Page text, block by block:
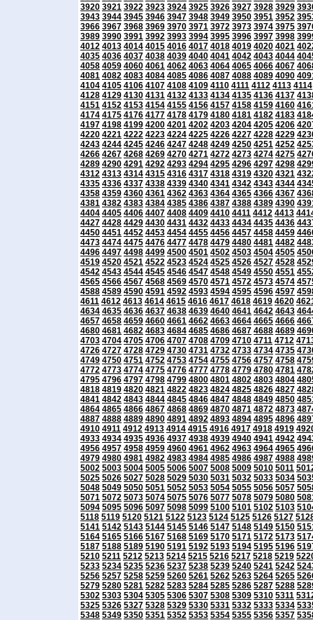
3920 3921 3922 3923 3924 3925 3926 3927 3928 3929
3943 3944 3945 3946 3947 3948 3949 3950 3951 3952
3966 3967 3968 3969 3970 3971 3972 3973 3974 3975
3989 3990 3991 3992 3993 3994 3995 3996 3997 3998
4012 4013 4014 4015 4016 4017 4018 4019 4020 4021
4035 4036 4037 4038 4039 4040 4041 4042 4043 4044
4058 4059 4060 4061 4062 4063 4064 4065 4066 4067
4081 4082 4083 4084 4085 4086 4087 4088 4089 4090
4104 4105 4106 4107 4108 4109 4110 4111 4112 4113 4114
4128 4129 4130 4131 4132 4133 4134 4135 4136 4137
4151 4152 4153 4154 4155 4156 4157 4158 4159 4160
4174 4175 4176 4177 4178 4179 4180 4181 4182 4183
4197 4198 4199 4200 4201 4202 4203 4204 4205 4206
4220 4221 4222 4223 4224 4225 4226 4227 4228 4229
4243 4244 4245 4246 4247 4248 4249 4250 4251 4252
4266 4267 4268 4269 4270 4271 4272 4273 4274 4275
4289 4290 4291 4292 4293 4294 4295 4296 4297 4298
4312 4313 4314 4315 4316 4317 4318 4319 4320 4321
4335 4336 4337 4338 4339 4340 4341 4342 4343 4344
4358 4359 4360 4361 4362 4363 4364 4365 4366 4367
4381 4382 4383 4384 4385 4386 4387 4388 4389 4390
4404 4405 4406 4407 4408 4409 4410 4411 4412 4413
4427 4428 4429 4430 4431 4432 4433 4434 4435 4436
4450 4451 4452 4453 4454 4455 4456 4457 4458 4459
4473 4474 4475 4476 4477 4478 4479 4480 4481 4482
4496 4497 4498 4499 4500 4501 4502 4503 4504 4505
4519 4520 4521 4522 4523 4524 4525 4526 4527 4528
4542 4543 4544 4545 4546 4547 4548 4549 4550 4551
4565 4566 4567 4568 4569 4570 4571 4572 4573 4574
4588 4589 4590 4591 4592 4593 4594 4595 4596 4597
4611 4612 4613 4614 4615 4616 4617 4618 4619 4620
4634 4635 4636 4637 4638 4639 4640 4641 4642 4643
4657 4658 4659 4660 4661 4662 4663 4664 4665 4666
4680 4681 4682 4683 4684 4685 4686 4687 4688 4689
4703 4704 4705 4706 4707 4708 4709 4710 4711 4712
4726 4727 4728 4729 4730 4731 4732 4733 4734 4735
4749 4750 4751 4752 4753 4754 4755 4756 4757 4758
4772 4773 4774 4775 4776 4777 4778 4779 4780 4781
4795 4796 4797 4798 4799 4800 4801 4802 4803 4804
4818 4819 4820 4821 4822 4823 4824 4825 4826 4827
4841 4842 4843 4844 4845 4846 4847 4848 4849 4850
4864 4865 4866 4867 4868 4869 4870 4871 4872 4873
4887 4888 4889 4890 4891 4892 4893 4894 4895 4896
4910 4911 4912 4913 4914 4915 4916 4917 4918 4919
4933 4934 4935 4936 4937 4938 4939 4940 4941 4942
4956 4957 4958 4959 4960 4961 4962 4963 4964 4965
4979 4980 4981 4982 4983 4984 4985 4986 4987 4988
5002 5003 5004 5005 5006 5007 5008 5009 5010 5011
5025 5026 5027 5028 5029 5030 5031 5032 5033 5034
5048 5049 5050 5051 5052 5053 5054 5055 5056 5057
5071 5072 5073 5074 5075 5076 5077 5078 5079 5080
5094 5095 5096 5097 5098 5099 5100 5101 5102 5103
5118 5119 5120 5121 5122 5123 5124 5125 5126 5127
5141 5142 5143 5144 5145 5146 5147 5148 5149 5150
5164 5165 5166 5167 5168 5169 5170 5171 5172 5173
5187 5188 5189 5190 5191 5192 5193 5194 5195 5196
5210 5211 5212 5213 5214 5215 5216 5217 5218 5219
5233 5234 5235 5236 5237 5238 5239 5240 5241 5242
5256 5257 5258 5259 5260 5261 5262 5263 5264 5265
5279 5280 5281 5282 5283 5284 5285 5286 5287 5288
5302 5303 5304 5305 5306 5307 5308 5309 5310 5311
5325 5326 5327 5328 5329 5330 5331 5332 5333 5334
5348 5349 5350 5351 5352 5353 5354 5355 5356 5357